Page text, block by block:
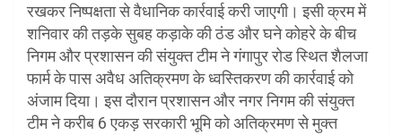
रखकर निष्पक्षता से वैधानिक कार्रवाई करी जाएगी। इसी क्रम में
शनिवार की तड़के सुबह कड़ाके की ठंड और घने कोहरे के बीच
निगम और प्रशासन की संयुक्त टीम ने गंगापुर रोड स्थित शैलजा
फार्म के पास अवैध अतिक्रमण के ध्वस्तिकरण की कार्रवाई को
अंजाम दिया। इस दौरान प्रशासन और नगर निगम की संयुक्त
टीम ने करीब 6 एकड़ सरकारी भूमि को अतिक्रमण से मुक्त